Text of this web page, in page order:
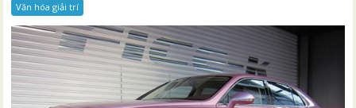
Văn hóa giải trí